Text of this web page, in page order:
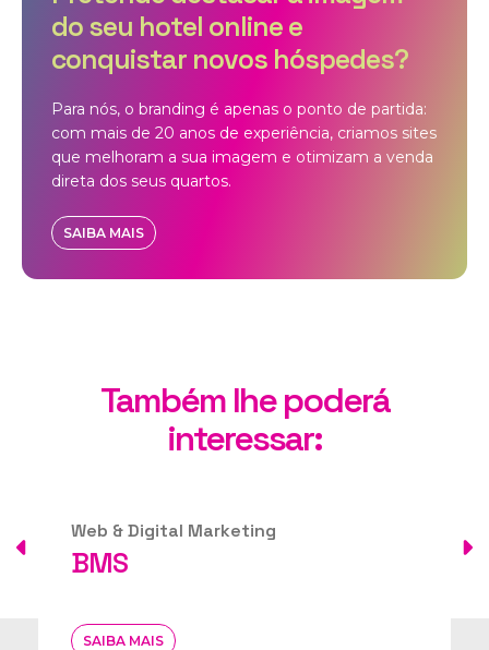
do seu hotel online e
conquistar novos hóspedes?
Para nós, o branding é apenas o ponto de partida:
com mais de 20 anos de experiência, criamos sites
que melhoram a sua imagem e otimizam a venda
direta dos seus quartos.
SAIBA MAIS
Também lhe poderá
interessar:
Web & Digital Marketing
BMS
SAIBA MAIS